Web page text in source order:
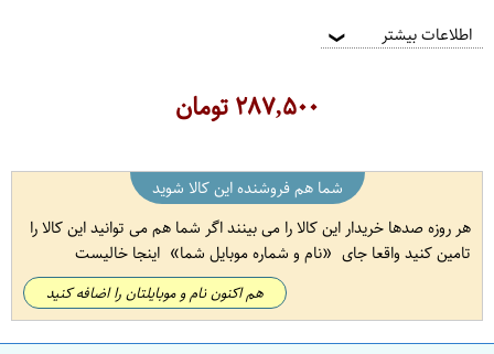
اطلاعات بیشتر ❯
۲۸۷,۵۰۰تومان
شما هم فروشنده این کالا شوید
هر روزه صدها خریدار این کالا را می بینند اگر شما هم می توانید این کالا را
تامین کنید واقعا جای
نام و شماره موبایل شما اینجا خالیست
هم اکنون نام و موبایلتان را اضافه کنید